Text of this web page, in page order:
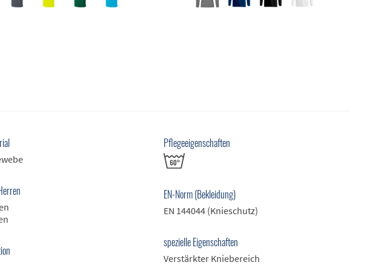
Pflegeeigenschaften
EN-Norm (Bekleidung)
EN 144044 (Knieschutz)
spezielle Eigenschaften
Verstärkter Kniebereich